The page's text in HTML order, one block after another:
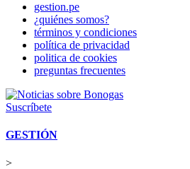
gestion.pe
¿quiénes somos?
términos y condiciones
política de privacidad
politica de cookies
preguntas frecuentes
Suscríbete
GESTIÓN
>